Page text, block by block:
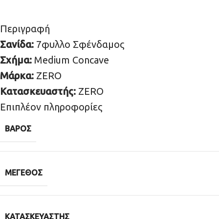
Περιγραφή
Σανίδα: 7φυλλο Σφένδαμος
Σχήμα: Medium Concave
Μάρκα: ZERO
Κατασκευαστής: ZERO
Επιπλέον πληροφορίες
ΒΆΡΟΣ
ΜΈΓΕΘΟΣ
ΚΑΤΑΣΚΕΥΑΣΤΉΣ